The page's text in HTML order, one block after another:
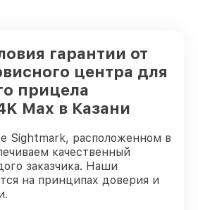
гарантии от
центра для
прицела
Max в Казани
Sightmark, расположенном в
качественный
заказчика. Наши
на принципах доверия и